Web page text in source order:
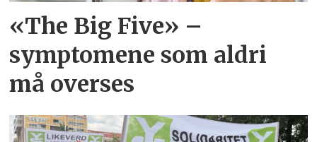
«The Big Five» –
symptomene som aldri
må overses